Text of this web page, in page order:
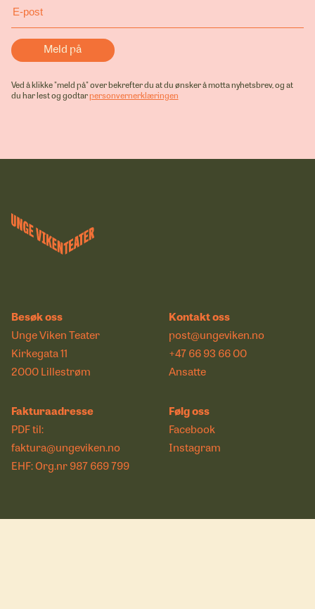
Ved å klikke "meld på" over bekrefter du at du ønsker å motta nyhetsbrev, og at
du har lest og godtarpersonvernerklæringen
Besøk oss
Unge Viken Teater
Kirkegata 11
2000 Lillestrøm
Kontakt oss
post@ungeviken.no
+47 66 93 66 00
Ansatte
Fakturaadresse
PDF til:
faktura@ungeviken.no
EHF: Org.nr 987 669 799
Følg oss
Facebook
Instagram